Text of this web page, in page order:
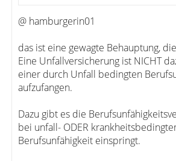
@ hamburgerin01
das ist eine gewagte Behauptung,
Eine Unfallversicherung ist NICHT
einer durch Unfall bedingten
aufzufangen.
Dazu gibt es die
bei unfall- ODER
Berufsunfähigkeit einspringt.